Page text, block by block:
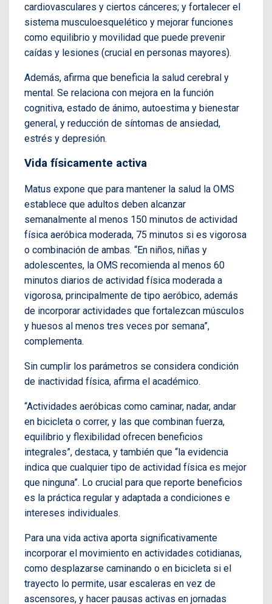
cardiovasculares y ciertos cánceres; y fortalecer el
sistema musculoesquelético y mejorar funciones
como equilibrio y movilidad que puede prevenir
caídas y lesiones (crucial en personas mayores).
Además, afirma que beneficia la salud cerebral y
mental. Se relaciona con mejora en la función
cognitiva, estado de ánimo, autoestima y bienestar
general, y reducción de síntomas de ansiedad,
estrés y depresión.
Vida físicamente activa
Matus expone que para mantener la salud la OMS
establece que adultos deben alcanzar
semanalmente al menos 150 minutos de actividad
física aeróbica moderada, 75 minutos si es vigorosa
o combinación de ambas. “En niños, niñas y
adolescentes, la OMS recomienda al menos 60
minutos diarios de actividad física moderada a
vigorosa, principalmente de tipo aeróbico, además
de incorporar actividades que fortalezcan músculos
y huesos al menos tres veces por semana”,
complementa.
Sin cumplir los parámetros se considera condición
de inactividad física, afirma el académico.
“Actividades aeróbicas como caminar, nadar, andar
en bicicleta o correr, y las que combinan fuerza,
equilibrio y flexibilidad ofrecen beneficios
integrales”, destaca, y también que “la evidencia
indica que cualquier tipo de actividad física es mejor
que ninguna”. Lo crucial para que reporte beneficios
es la práctica regular y adaptada a condiciones e
intereses individuales.
Para una vida activa aporta significativamente
incorporar el movimiento en actividades cotidianas,
como desplazarse caminando o en bicicleta si el
trayecto lo permite, usar escaleras en vez de
ascensores, y hacer pausas activas en jornadas